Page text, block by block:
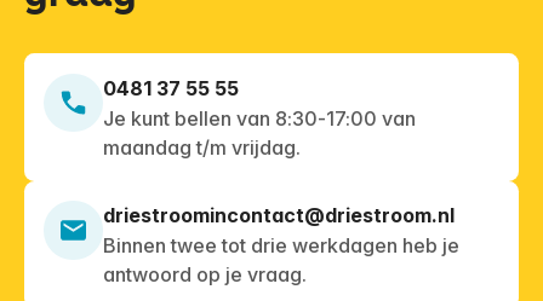
0481 37 55 55
Je kunt bellen van 8:30-17:00 van
maandag t/m vrijdag.
driestroomincontact@driestroom.nl
Binnen twee tot drie werkdagen heb je
antwoord op je vraag.